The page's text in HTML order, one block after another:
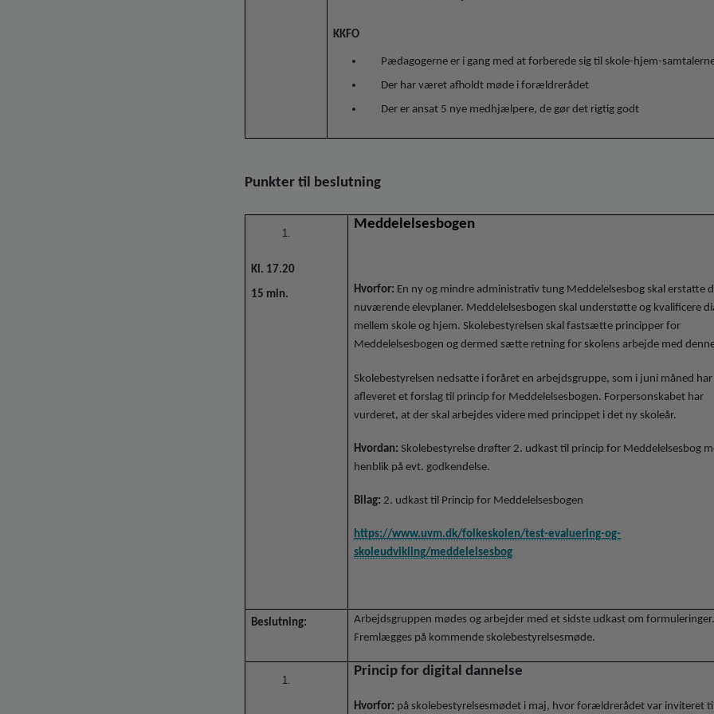
KKFO
Pædagogerne er i gang med at forberede sig til skole-hjem-
Der har været afholdt møde i forældrerådet
Der er ansat 5 nye medhjælpere, de gør det rigtig godt
Punkter til beslutning
Kl. 17.20
15 min.
Meddelelsesbogen
Hvorfor: En ny og mindre administrativ tung Meddelelsesbog skal erstatte
nuværende elevplaner. Meddelelsesbogen skal understøtte og kvalificere
mellem skole og hjem. Skolebestyrelsen skal fastsætte principper for
Meddelelsesbogen og dermed sætte retning for skolens arbejde med
Skolebestyrelsen nedsatte i foråret en arbejdsgruppe, som i juni måned har
afleveret et forslag til princip for Meddelelsesbogen. Forpersonskabet har
vurderet, at der skal arbejdes videre med princippet i det ny skoleår.
Hvordan: Skolebestyrelse drøfter 2. udkast til princip for Meddelelsesbog
henblik på evt. godkendelse.
Bilag:2. udkast til Princip for Meddelelsesbogen
https://www.uvm.dk/folkeskolen/test-evaluering-og-
skoleudvikling/meddelelsesbog
Beslutning:
Arbejdsgruppen mødes og arbejder med et sidste udkast om formuleringer.
Fremlægges på kommende skolebestyrelsesmøde.
Princip for digital dannelse
Hvorfor: på skolebestyrelsesmødet i maj, hvor forældrerådet var inviteret